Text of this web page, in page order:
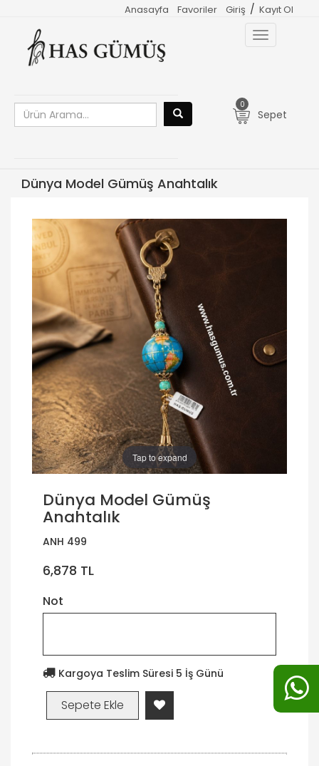
Giriş / Kayıt Ol
Favoriler
Anasayfa
Toggle
navigation
0
Sepet
Dünya Model Gümüş Anahtalık
Tap to expand
Dünya Model Gümüş
Anahtalık
ANH 499
6,878 TL
Not
Kargoya Teslim Süresi 5 İş Günü